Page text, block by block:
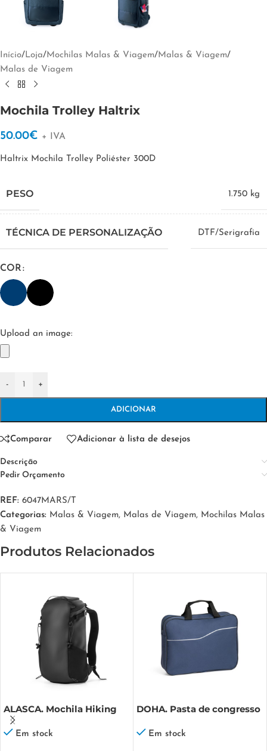
Início/Loja/Mochilas Malas & Viagem/Malas & Viagem/
Malas de Viagem
Mochila Trolley Haltrix
50.00€ + IVA
Haltrix Mochila Trolley Poliéster 300D
PESO 1.750 kg
TÉCNICA DE PERSONALIZAÇÃO DTF/Serigrafia
COR
Upload an image:
- +
ADICIONAR
Comparar Adicionar à lista de desejos
Descrição
Pedir Orçamento
REF: 6047MARS/T
Categorias: Malas & Viagem, Malas de Viagem, Mochilas Malas
& Viagem
Produtos Relacionados
ALASCA. Mochila Hiking
com revestimento à prova
de água
Em stock
DOHA. Pasta de congresso
Em stock